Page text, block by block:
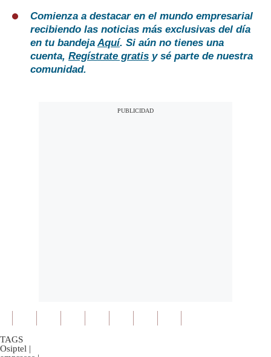
Comienza a destacar en el mundo empresarial
recibiendo las noticias más exclusivas del día
en tu bandejaAquí. Si aún no tienes una
cuenta, Regístrate gratis y sé parte de nuestra
comunidad.
TAGS
Osiptel |